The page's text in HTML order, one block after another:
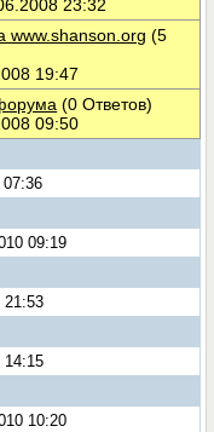
23:32
www.shanson.org (5
19:47
(0 Ответов)
09:50
09:19
21:53
14:15
10:20